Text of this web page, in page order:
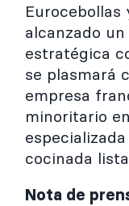
Eurocebollas
alcanzado
estratégica
se plasmará
empresa
minoritario
cocinada
Nota de